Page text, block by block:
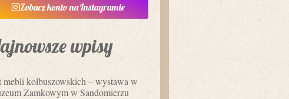
Zobacz konto na Instagramie
wpisy
kolbuszowskich – wystawa w
Zamkowym w Sandomierzu